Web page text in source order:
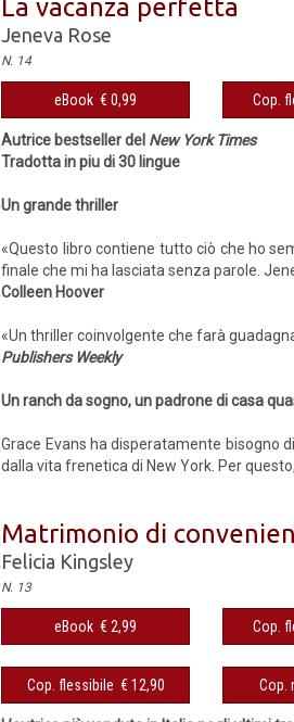
La vacanza perfetta
Jeneva Rose
N. 14
eBook € 0,99 Cop.
Autrice bestseller del New York Times
Tradotta in piu di 30 lingue
Un grande thriller
«Questo libro contiene tutto ciò che ho
finale che mi ha lasciata senza parole.
Colleen Hoover
«Un thriller coinvolgente che farà
Publishers Weekly
Un ranch da sogno, un padrone di casa
Grace Evans ha disperatamente bisogno
dalla vita frenetica di New York. Per
Matrimonio di
Felicia Kingsley
N. 13
eBook € 2,99 Cop.
Cop. flessibile € 12,90 Cop.